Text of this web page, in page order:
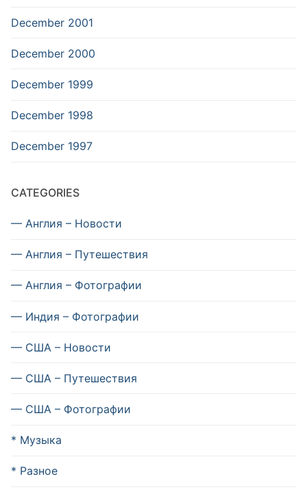
December 2001
December 2000
December 1999
December 1998
December 1997
CATEGORIES
— Англия – Новости
— Англия – Путешествия
— Англия – Фотографии
— Индия – Фотографии
— США – Новости
— США – Путешествия
— США – Фотографии
* Музыка
* Разное